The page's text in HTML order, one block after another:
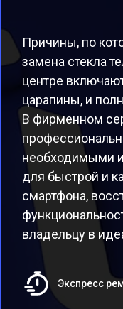
Причины, по
замена стекла
центре
царапины, и
В фирменном
необходимыми
для быстрой и
смартфона,
владельцу в
Экспресс